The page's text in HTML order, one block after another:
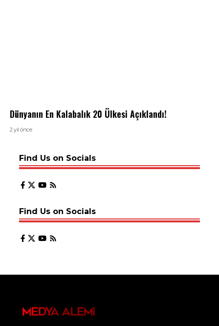
Dünyanın En Kalabalık 20 Ülkesi Açıklandı!
2 yıl önce
Find Us on Socials
Find Us on Socials